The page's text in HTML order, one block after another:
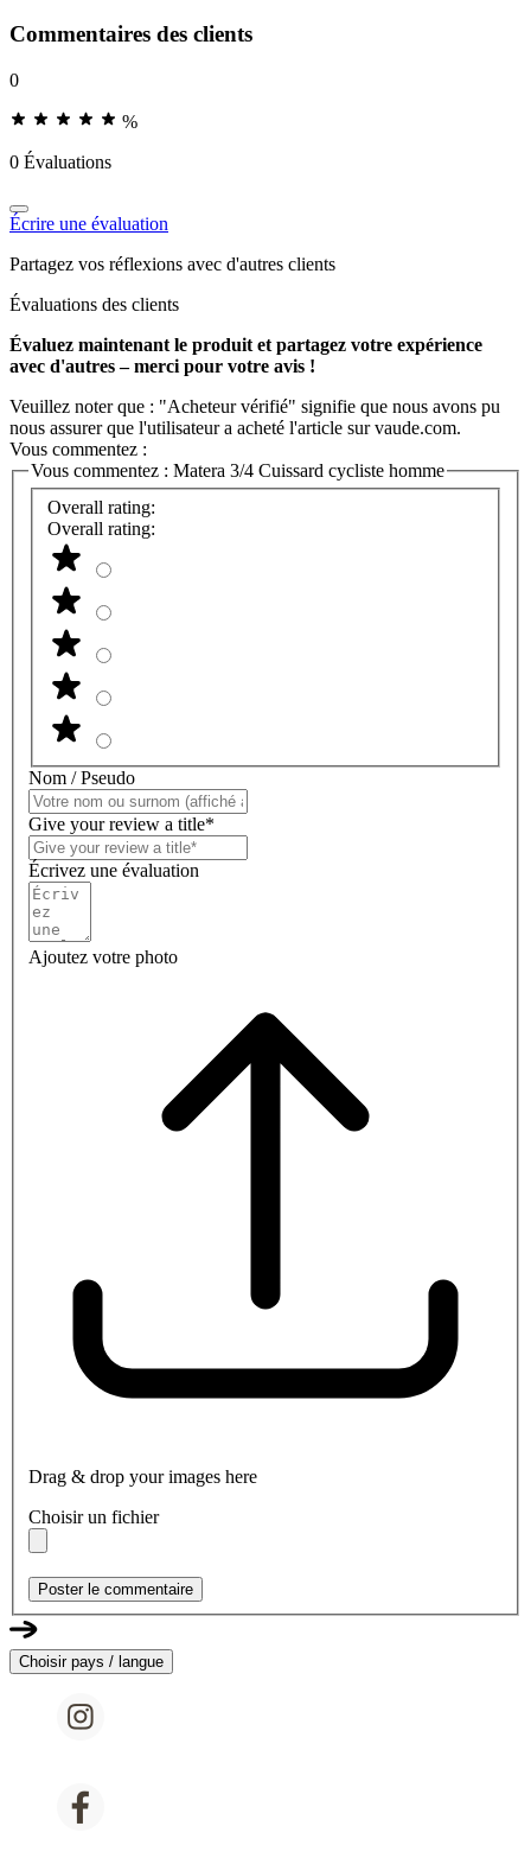
Commentaires des clients
0
%
0 Évaluations
Écrire une évaluation
Partagez vos réflexions avec d'autres clients
Évaluations des clients
Évaluez maintenant le produit et partagez votre expérience
avec d'autres – merci pour votre avis !
Veuillez noter que : "Acheteur vérifié" signifie que nous avons pu
nous assurer que l'utilisateur a acheté l'article sur vaude.com.
Vous commentez :
Vous commentez : Matera 3/4 Cuissard cycliste homme
Overall rating:
Overall rating:
Nom / Pseudo
Give your review a title*
Écrivez une évaluation
Ajoutez votre photo
Drag & drop your images here
Choisir un fichier
Poster le commentaire
Choisir pays / langue